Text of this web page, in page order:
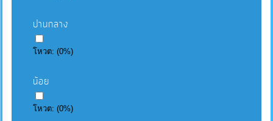
ปานกลาง
โหวต:(0%)
น้อย
โหวต:(0%)